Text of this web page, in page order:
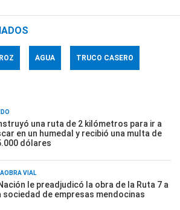
AGUA TRUCO CASERO
una ruta de 2 kilómetros para ir a
en un humedal y recibió una multa de
dólares
VIAL
le preadjudicó la obra de la Ruta 7 a
sociedad de empresas mendocinas